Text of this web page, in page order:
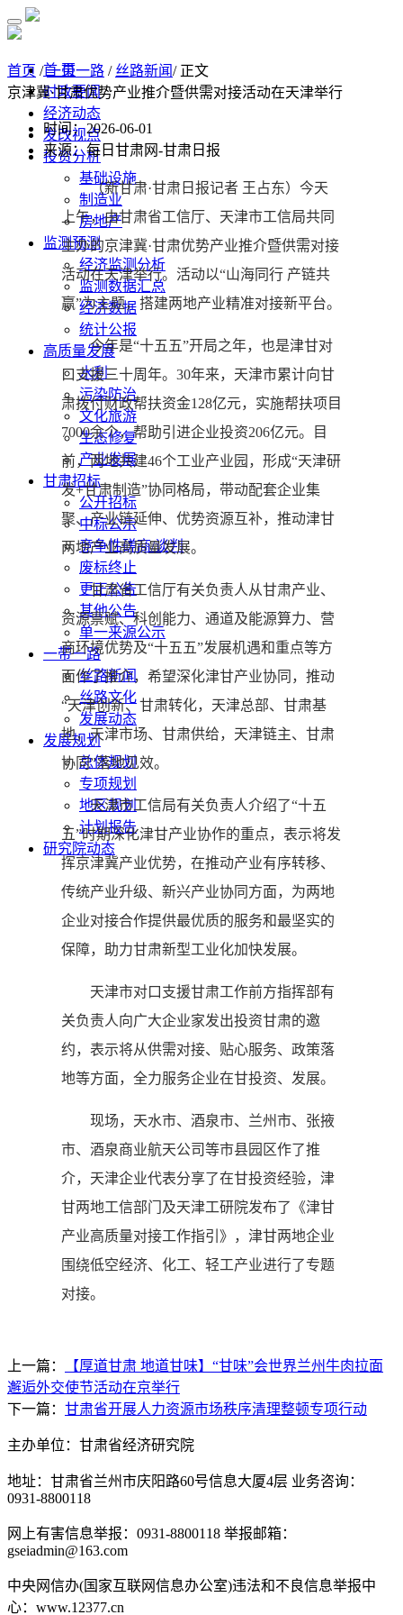
首 页
时政要闻
经济动态
发改视点
投资分析
基础设施
制造业
房地产
监测预测
经济监测分析
监测数据汇总
经济数据
统计公报
高质量发展
水利
污染防治
文化旅游
生态修复
产业发展
甘肃招标
公开招标
中标公示
竞争性磋商/谈判
废标终止
更正公告
其他公告
单一来源公示
一带一路
丝路新闻
丝路文化
发展动态
发展规划
总体规划
专项规划
地区规划
计划报告
研究院动态
首页 /一带一路 / 丝路新闻/ 正文
京津冀·甘肃优势产业推介暨供需对接活动在天津举行
时间：2026-06-01
来源：每日甘肃网-甘肃日报
（新甘肃·甘肃日报记者 王占东）今天
上午，由甘肃省工信厅、天津市工信局共同
主办的京津冀·甘肃优势产业推介暨供需对接
活动在天津举行。活动以“山海同行 产链共
赢”为主题，搭建两地产业精准对接新平台。
今年是“十五五”开局之年，也是津甘对
口支援三十周年。30年来，天津市累计向甘
肃拨付财政帮扶资金128亿元，实施帮扶项目
7000余个，帮助引进企业投资206亿元。目
前，两地共建46个工业产业园，形成“天津研
发+甘肃制造”协同格局，带动配套企业集
聚、产业链延伸、优势资源互补，推动津甘
两地产业高质量发展。
甘肃省工信厅有关负责人从甘肃产业、
资源禀赋、科创能力、通道及能源算力、营
商环境优势及“十五五”发展机遇和重点等方
面作了推介，希望深化津甘产业协同，推动
“天津创新、甘肃转化，天津总部、甘肃基
地，天津市场、甘肃供给，天津链主、甘肃
协同”落地见效。
天津市工信局有关负责人介绍了“十五
五”时期深化津甘产业协作的重点，表示将发
挥京津冀产业优势，在推动产业有序转移、
传统产业升级、新兴产业协同方面，为两地
企业对接合作提供最优质的服务和最坚实的
保障，助力甘肃新型工业化加快发展。
天津市对口支援甘肃工作前方指挥部有
关负责人向广大企业家发出投资甘肃的邀
约，表示将从供需对接、贴心服务、政策落
地等方面，全力服务企业在甘投资、发展。
现场，天水市、酒泉市、兰州市、张掖
市、酒泉商业航天公司等市县园区作了推
介，天津企业代表分享了在甘投资经验，津
甘两地工信部门及天津工研院发布了《津甘
产业高质量对接工作指引》，津甘两地企业
围绕低空经济、化工、轻工产业进行了专题
对接。
上一篇：
【厚道甘肃 地道甘味】“甘味”会世界兰州牛肉拉面
邂逅外交使节活动在京举行
下一篇： 甘肃省开展人力资源市场秩序清理整顿专项行动
主办单位：甘肃省经济研究院
地址：甘肃省兰州市庆阳路60号信息大厦4层 业务咨询：
0931-8800118
网上有害信息举报：0931-8800118 举报邮箱：
gseiadmin@163.com
中央网信办(国家互联网信息办公室)违法和不良信息举报中
心：www.12377.cn